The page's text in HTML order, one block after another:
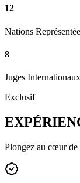
12
Nations
8
Juges Internationaux
Exclusif
Plongez au cœur de